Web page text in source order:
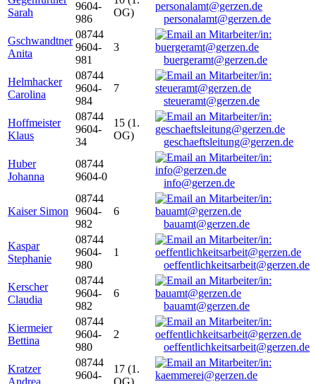
Sarah
9604-
986
OG)
personalamt@gerzen.de
Gschwandtner
Anita
08744
9604-
981
3
buergeramt@gerzen.de
Helmhacker
Carolina
08744
9604-
984
7
steueramt@gerzen.de
Hoffmeister
Klaus
08744
9604-
34
15 (1.
OG)
geschaeftsleitung@gerzen.de
Huber
Johanna
08744
9604-0
info@gerzen.de
Kaiser Simon
08744
9604-
982
6
bauamt@gerzen.de
Kaspar
Stephanie
08744
9604-
980
1
oeffentlichkeitsarbeit@gerzen.de
Kerscher
Claudia
08744
9604-
982
6
bauamt@gerzen.de
Kiermeier
Bettina
08744
9604-
980
2
oeffentlichkeitsarbeit@gerzen.de
Kratzer
Andrea
08744
9604-
17 (1.
OG)